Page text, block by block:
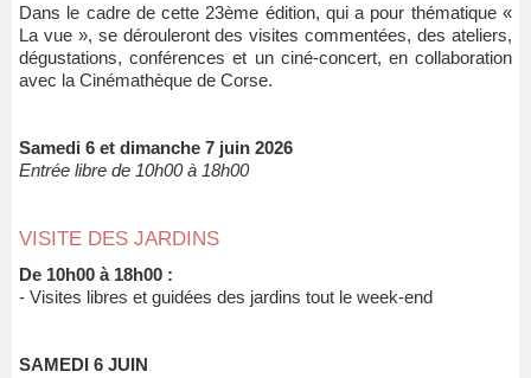
Dans le cadre de cette 23ème édition, qui a pour thématique «
La vue », se dérouleront des visites commentées, des ateliers,
dégustations, conférences et un ciné-concert, en collaboration
avec la Cinémathèque de Corse.
Samedi 6 et dimanche 7 juin 2026
Entrée libre de 10h00 à 18h00
VISITE DES JARDINS
De 10h00 à 18h00 :
- Visites libres et guidées des jardins tout le week-end
SAMEDI 6 JUIN